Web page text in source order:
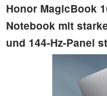
Honor MagicBook
Notebook mit
und 144-Hz-Panel